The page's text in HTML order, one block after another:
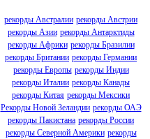
рекорды Австралии рекорды Австрии
рекорды Азии рекорды Антарктиды
рекорды Африки рекорды Бразилии
рекорды Британии рекорды Германии
рекорды Европы рекорды Индии
рекорды Италии рекорды Канады
рекорды Китая рекорды Мексики
Рекорды Новой Зеландии рекорды ОАЭ
рекорды Пакистана рекорды России
рекорды Северной Америки рекорды